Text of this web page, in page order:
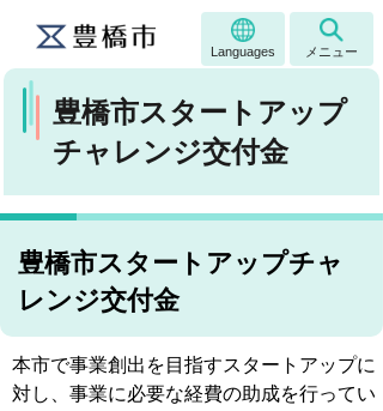
Languages メニュー
豊橋市スタートアップ
チャレンジ交付金
豊橋市スタートアップチャ
レンジ交付金
本市で事業創出を目指すスタートアップに
対し、事業に必要な経費の助成を行ってい